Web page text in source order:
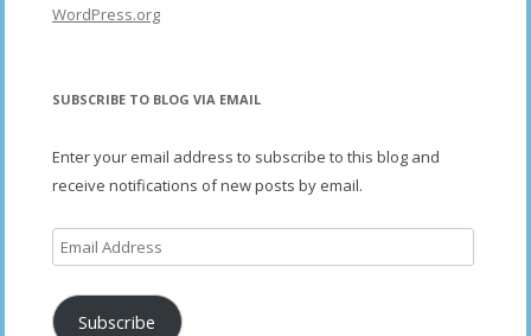
WordPress.org
SUBSCRIBE TO BLOG VIA EMAIL
Enter your email address to subscribe to this blog and
receive notifications of new posts by email.
Email
Address
Subscribe